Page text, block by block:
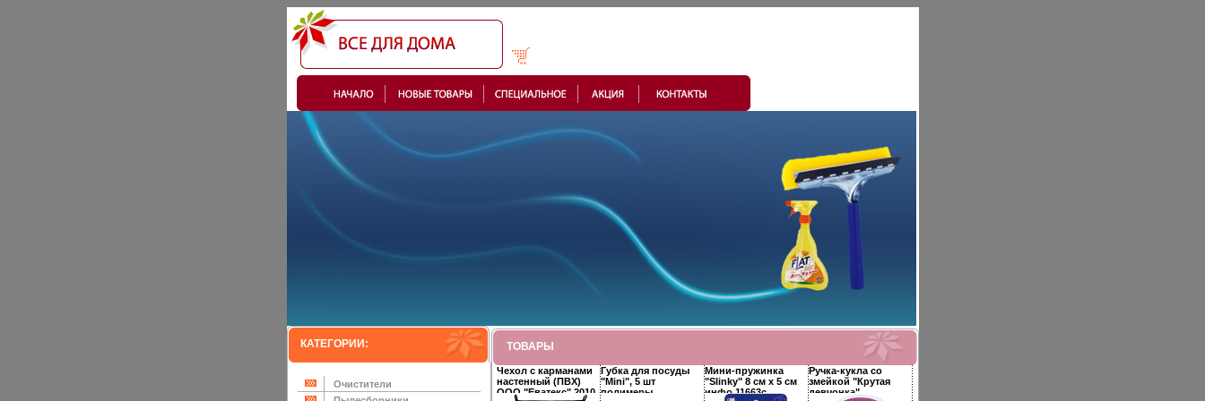
КАТЕГОРИИ:
Очистители
ТОВАРЫ
Чехол с карманами
настенный (ПВХ)
ООО "Еватекс" 2010
Губка для посуды
"Mini", 5 шт
полимеры
Мини-пружинка
"Slinky" 8 см х 5 см
инфо 11663c.
Ручка-кукла со
змейкой "Крутая
девчонка"